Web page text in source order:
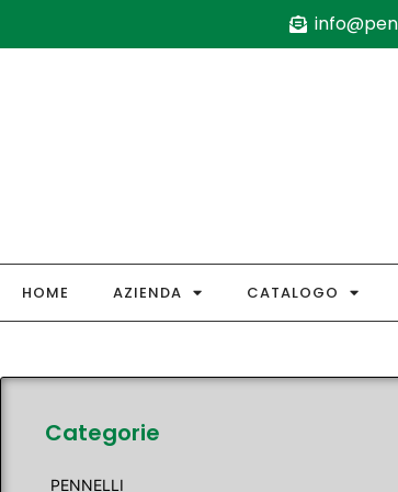
HOME AZIENDA CATALOGO
Categorie
PENNELLI